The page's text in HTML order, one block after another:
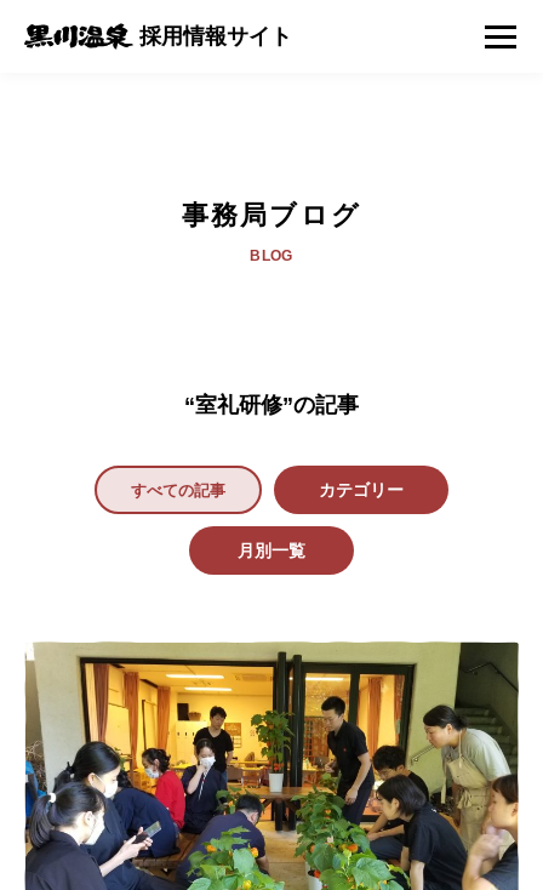
採用情報サイト
事務局ブログ
BLOG
“室礼研修”の記事
すべての記事